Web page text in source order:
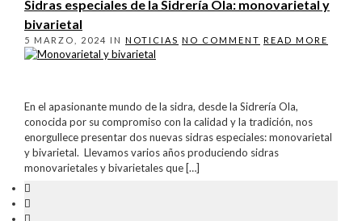
Sidras especiales de la Sidrería Ola: monovarietal y
bivarietal
5 MARZO, 2024 IN NOTICIAS NO COMMENT READ MORE
En el apasionante mundo de la sidra, desde la Sidrería Ola,
conocida por su compromiso con la calidad y la tradición, nos
enorgullece presentar dos nuevas sidras especiales: monovarietal
y bivarietal. Llevamos varios años produciendo sidras
monovarietales y bivarietales que […]